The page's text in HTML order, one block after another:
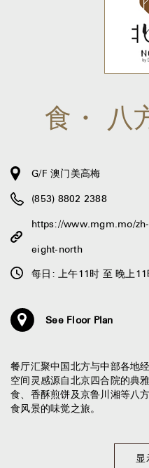
食・ 八
G/F 澳门美高梅
(853) 8802 2388
https://www.mgm.mo/
eight-north
每日: 上午11时 至 晚上11
See Floor Plan
餐厅汇聚中国北方与中部各地
空间灵感源自北京四合院的典
食、香酥煎饼及京鲁川湘等八
食风景的味觉之旅。
显